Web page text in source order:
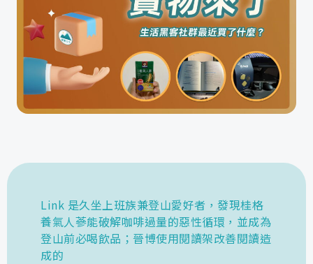
Link 是久坐上班族兼登山愛好者，發現桂格
養氣人蔘能破解咖啡過量的惡性循環，並成為
登山前必喝飲品；晉博使用閱讀架改善閱讀造
成的